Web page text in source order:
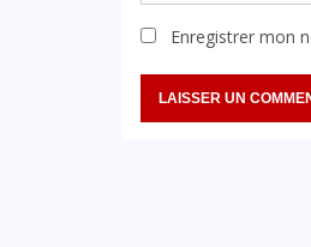
Enregistrer mon